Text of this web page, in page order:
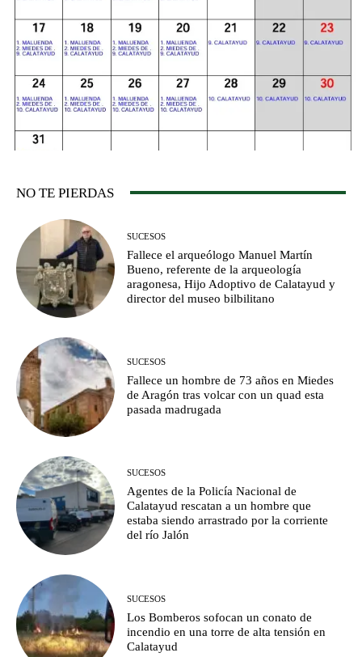
NO TE PIERDAS
SUCESOS
Fallece el arqueólogo Manuel Martín
Bueno, referente de la arqueología
aragonesa, Hijo Adoptivo de Calatayud y
director del museo bilbilitano
SUCESOS
Fallece un hombre de 73 años en Miedes
de Aragón tras volcar con un quad esta
pasada madrugada
SUCESOS
Agentes de la Policía Nacional de
Calatayud rescatan a un hombre que
estaba siendo arrastrado por la corriente
del río Jalón
SUCESOS
Los Bomberos sofocan un conato de
incendio en una torre de alta tensión en
Calatayud